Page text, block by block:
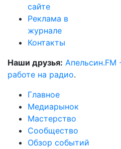
сайте
Реклама в
журнале
Контакты
Наши друзья:
работе на радио.
Главное
Медиарынок
Мастерство
Сообщество
Обзор событий